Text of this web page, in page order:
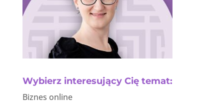
Wybierz interesujący Cię temat:
Biznes online